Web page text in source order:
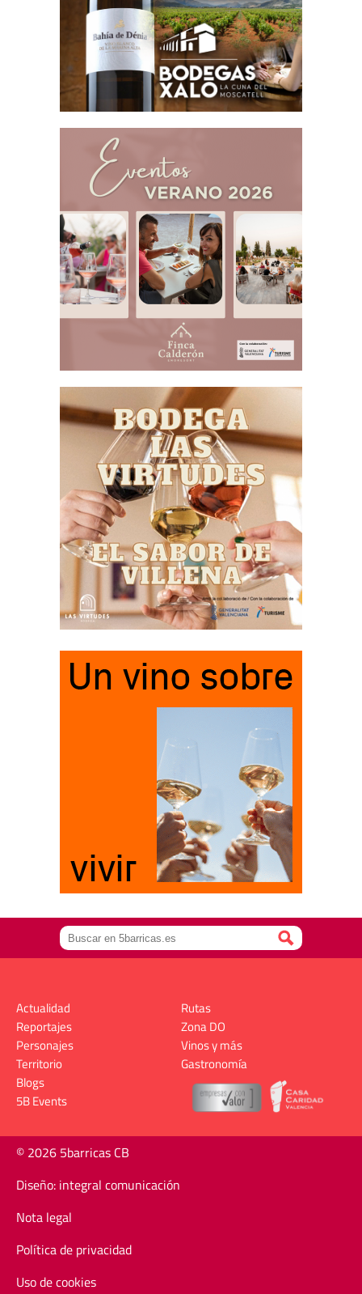
Actualidad
Reportajes
Personajes
Territorio
Rutas
Zona DO
Vinos y más
Gastronomía
Blogs
5B Events
© 2026 5barricas CB
Diseño: integral comunicación
Nota legal
Política de privacidad
Uso de cookies